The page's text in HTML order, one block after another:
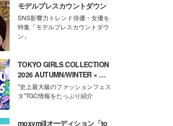
モデルプレスカウントダウン
SNS影響力トレンド俳優・女優を
特集「モデルプレスカウントダウ
ン」
TOKYO GIRLS COLLECTION
2026 AUTUMN/WINTER × モ
デルプレス
"史上最大級のファッションフェス
タ"TGC情報をたっぷり紹介
moxymillオーディション「to